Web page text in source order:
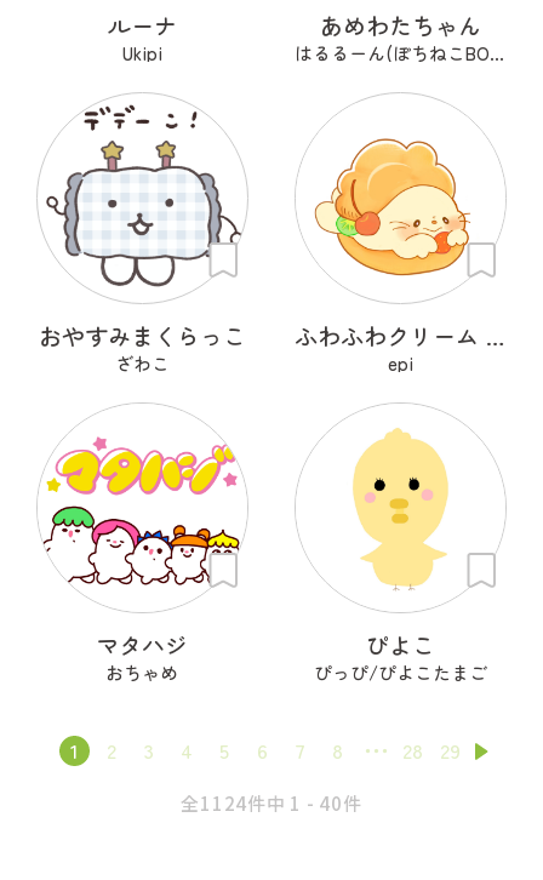
ルーナ
Ukipi
あめわたちゃん
はるるーん(ぽちねこBOOKS)
おやすみまくらっこ
ざわこ
ふわふわクリーム あざらシュー
epi
マタハジ
おちゃめ
ぴよこ
ぴっぴ/ぴよこたまご
1 2 3 4 5 6 7 8 28 29
全1124件中 1 - 40件